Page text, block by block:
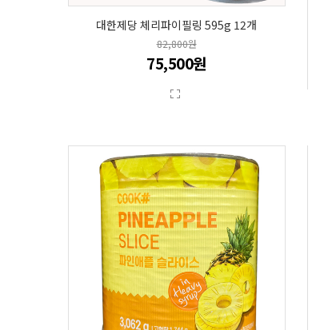
대한제당 체리파이필링 595g 12개
82,800원
75,500원